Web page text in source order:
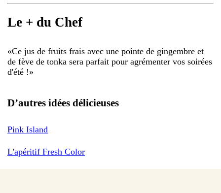
Le + du Chef
«Ce jus de fruits frais avec une pointe de gingembre et
de fève de tonka sera parfait pour agrémenter vos soirées
d'été !»
D’autres idées délicieuses
Pink Island
L'apéritif Fresh Color